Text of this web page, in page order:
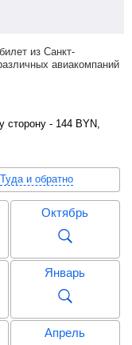
из Санкт-
авиакомпаний
сторону - 144 BYN
Туда и обратно
Октябрь
Январь
Апрель